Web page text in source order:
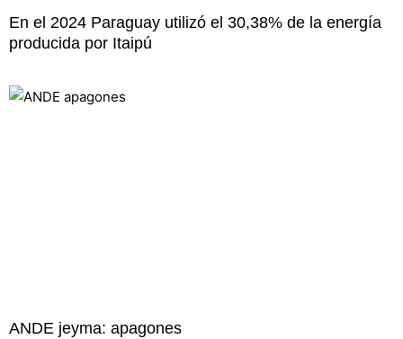
En el 2024 Paraguay utilizó el 30,38% de la energía
producida por Itaipú
ANDE jeyma: apagones